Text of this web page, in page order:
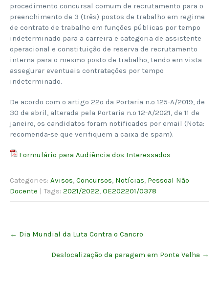
procedimento concursal comum de recrutamento para o
preenchimento de 3 (três) postos de trabalho em regime
de contrato de trabalho em funções públicas por tempo
indeterminado para a carreira e categoria de assistente
operacional e constituição de reserva de recrutamento
interna para o mesmo posto de trabalho, tendo em vista
assegurar eventuais contratações por tempo
indeterminado.
De acordo com o artigo 22º da Portaria n.º 125-A/2019, de
30 de abril, alterada pela Portaria n.º 12-A/2021, de 11 de
janeiro, os candidatos foram notificados por email (Nota:
recomenda-se que verifiquem a caixa de spam).
Formulário para Audiência dos Interessados
Categories: Avisos, Concursos, Notícias, Pessoal Não
Docente | Tags: 2021/2022, OE202201/0378
navigation
← Dia Mundial da Luta Contra o Cancro
Deslocalização da paragem em Ponte Velha →